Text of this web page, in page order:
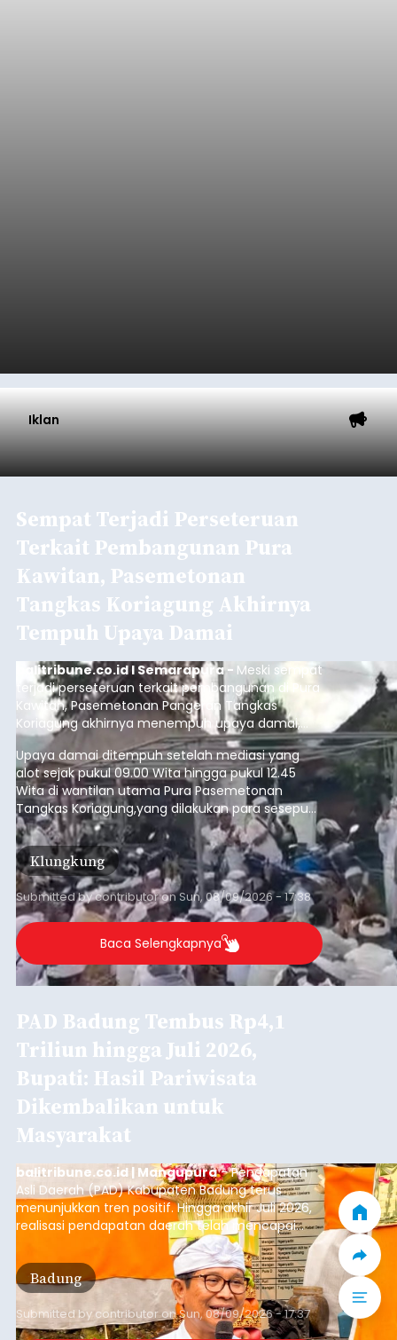
Iklan
Sempat Terjadi Perseteruan
Terkait Pembangunan Pura
Kawitan, Pasemetonan
Tangkas Koriagung Akhirnya
Tempuh Upaya Damai
balitribune.co.id I Semarapura - Meski sempat
terjadi perseteruan terkait pembangunan di Pura
Kawitan, Pasemetonan Pangeran Tangkas
Koriagung akhirnya menempuh upaya damai,
pada Minggu (9/8/2026).
Upaya damai ditempuh setelah mediasi yang
alot sejak pukul 09.00 Wita hingga pukul 12.45
Wita di wantilan utama Pura Pasemetonan
Tangkas Koriagung,yang dilakukan para sesepuh
kedua belah pihak yang berseberangan.
Klungkung
Submitted bycontributoronSun, 08/09/2026 - 17:38
Baca Selengkapnya
PAD Badung Tembus Rp4,1
Triliun hingga Juli 2026,
Bupati: Hasil Pariwisata
Dikembalikan untuk
Masyarakat
balitribune.co.id | Mangupura- Pendapatan
Asli Daerah (PAD) Kabupaten Badung terus
menunjukkan tren positif. Hingga akhir Juli 2026,
realisasi pendapatan daerah telah mencapai
Rp4,1 triliun atau rata-rata sekitar Rp730 miliar
per bulan, meningkat signifikan dibandingkan
rata-rata penerimaan sebelumnya yang berkisar
Rp350 miliar hingga Rp400 miliar per bulan.
Badung
Submitted by contributoronSun, 08/09/2026 - 17:37